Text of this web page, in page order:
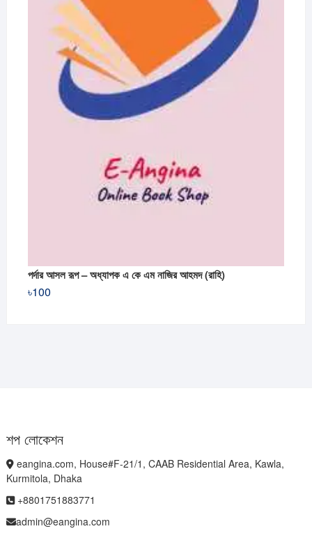
পর্দার আসল রূপ – অধ্যাপক এ কে এম নাজির আহমদ (রাহি)
৳100
শপ লোকেশন
eangina.com, House#F-21/1, CAAB Residential Area, Kawla,
Kurmitola, Dhaka
+8801751883771
admin@eangina.com